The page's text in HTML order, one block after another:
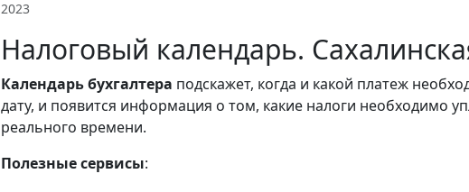
2023
Налоговый календарь.
Календарьбухгалтера подскажет, когда и какой платеж
дату, и появится информация о том, какие налоги необходимо
реального времени.
Полезные сервисы: